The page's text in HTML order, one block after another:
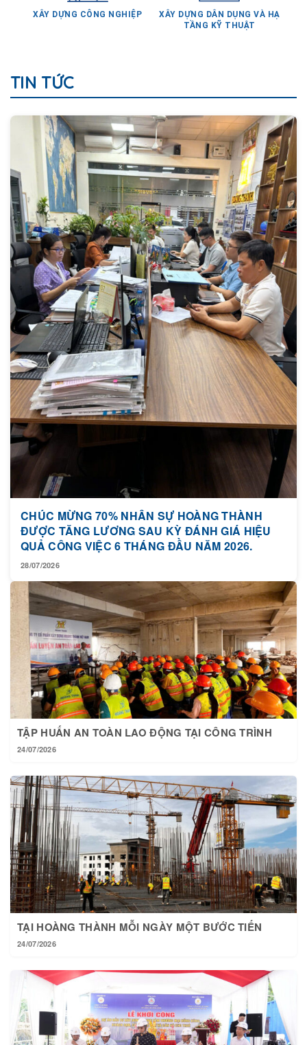
CHÚC MỪNG 70% NHÂN SỰ HOÀNG THÀNH
ĐƯỢC TĂNG LƯƠNG SAU KỲ ĐÁNH GIÁ HIỆU
QUẢ CÔNG VIỆC 6 THÁNG ĐẦU NĂM 2026.
28/07/2026
TẬP HUẤN AN TOÀN LAO ĐỘNG TẠI CÔNG TRÌNH
24/07/2026
TẠI HOÀNG THÀNH MỖI NGÀY MỘT BƯỚC TIẾN
24/07/2026